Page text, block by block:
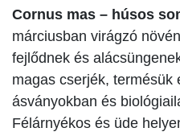
Cornus mas – húsos
márciusban virágzó
fejlődnek és
magas cserjék, termésük
ásványokban és
Félárnyékos és üde